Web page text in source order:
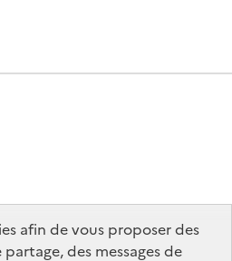
afin de vous proposer des
des messages de